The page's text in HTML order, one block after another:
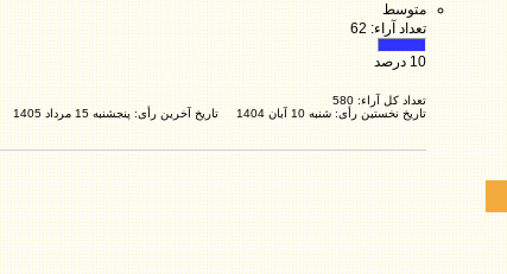
متوسط
تعداد آراء: 62
10 درصد
تعداد کل آراء: 580
تاریخ نخستین رأی: شنبه 10 آبان 1404 تاریخ آخرین رأی: پنجشنبه 15 مرداد 1405